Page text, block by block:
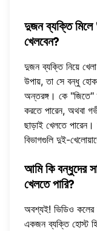
দুজন ব্যক্তি
খেলবেন?
দুজন ব্যক্তি নিয়ে
উপায়, তা সে বন্ধু
অন্তরঙ্গ। কে "জিতে"
করতে পারেন, অথবা
ছাড়াই খেলতে
বিভাগগুলি দুই-
আমি কি বন্ধুদের
খেলতে পারি?
অবশ্যই! ভিডিও কলের
একজন ব্যক্তি হোস্ট